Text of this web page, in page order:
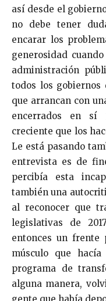
así desde el
no debe tener
encarar los
generosidad
administración
todos los gobiernos
que arrancan con
encerrados en sí
creciente que los
Le está pasando
entrevista es de
percibía esta
también una
al reconocer que
legislativas de
entonces un
músculo que
programa de
alguna manera,